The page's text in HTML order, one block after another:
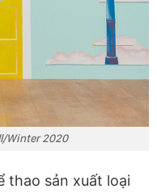
Winter 2020
thao sản xuất loại